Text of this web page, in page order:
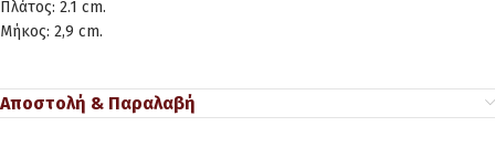
Πλάτος: 2.1 cm.
Μήκος: 2,9 cm.
Αποστολή & Παραλαβή